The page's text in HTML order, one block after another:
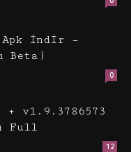
Apk İndir –
Beta)
0
+ v1.9.3786573
Full
12